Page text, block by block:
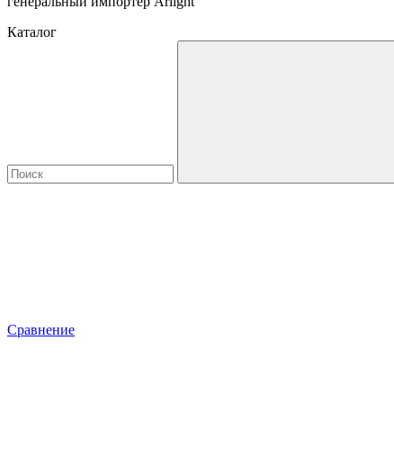
Каталог
Сравнение